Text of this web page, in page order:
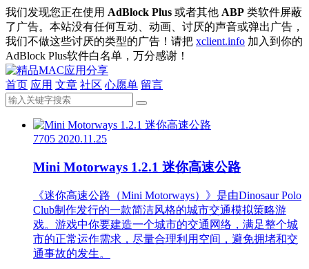
我们发现您正在使用 AdBlock Plus 或者其他 ABP 类软件屏蔽
了广告。本站没有任何互动、动画、讨厌的声音或弹出广告，
我们不做这些讨厌的类型的广告！请把 xclient.info 加入到你的
AdBlock Plus软件白名单，万分感谢！
首页 应用 文章 社区 心愿单 留言
7705 2020.11.25
Mini Motorways 1.2.1 迷你高速公路
《迷你高速公路（Mini Motorways）》是由Dinosaur Polo
Club制作发行的一款简洁风格的城市交通模拟策略游
戏。游戏中你要建造一个城市的交通网络，满足整个城
市的正常运作需求，尽量合理利用空间，避免拥堵和交
通事故的发生。